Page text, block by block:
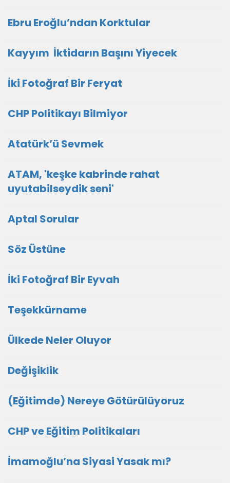
Ebru Eroğlu’ndan Korktular
Kayyım İktidarın Başını Yiyecek
İki Fotoğraf Bir Feryat
CHP Politikayı Bilmiyor
Atatürk’ü Sevmek
ATAM, 'keşke kabrinde rahat
uyutabilseydik seni'
Aptal Sorular
Söz Üstüne
İki Fotoğraf Bir Eyvah
Teşekkürname
Ülkede Neler Oluyor
Değişiklik
(Eğitimde) Nereye Götürülüyoruz
CHP ve Eğitim Politikaları
İmamoğlu’na Siyasi Yasak mı?